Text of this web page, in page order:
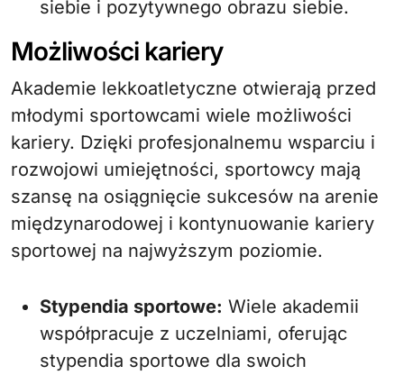
siebie i pozytywnego obrazu siebie.
Możliwości kariery
Akademie lekkoatletyczne otwierają przed
młodymi sportowcami wiele możliwości
kariery. Dzięki profesjonalnemu wsparciu i
rozwojowi umiejętności, sportowcy mają
szansę na osiągnięcie sukcesów na arenie
międzynarodowej i kontynuowanie kariery
sportowej na najwyższym poziomie.
Stypendia sportowe: Wiele akademii
współpracuje z uczelniami, oferując
stypendia sportowe dla swoich